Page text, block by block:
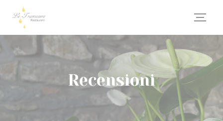
Personalizzazione delle tue scelte sui cookie
Recensioni